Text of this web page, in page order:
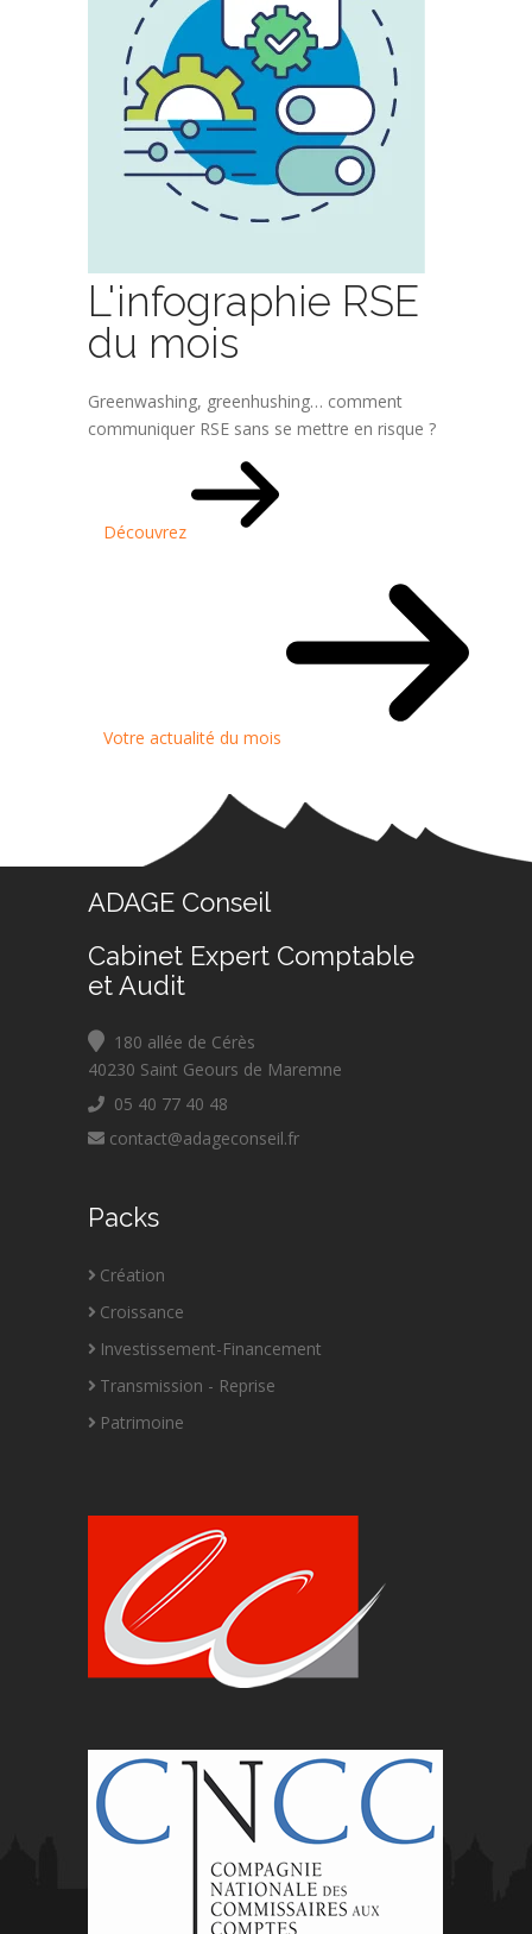
L'infographie RSE
du mois
Greenwashing, greenhushing… comment
communiquer RSE sans se mettre en risque ?
Découvrez
Votre actualité du mois
ADAGE Conseil
Cabinet Expert Comptable
et Audit
180 allée de Cérès
40230 Saint Geours de Maremne
05 40 77 40 48
contact@adageconseil.fr
Packs
Création
Croissance
Investissement-Financement
Transmission - Reprise
Patrimoine